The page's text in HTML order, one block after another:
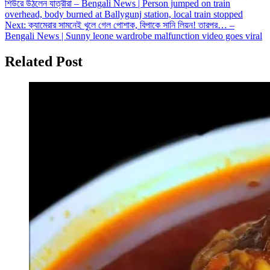
navigation
শিউরে উঠলেন যাত্রীরা – Bengali News | Person jumped on train
overhead, body burned at Ballygunj station, local train stopped
Next: ক্যামেরার সামনেই খুলে গেল পোশাক, বিপাকে সানি লিয়ন! তারপর… –
Bengali News | Sunny leone wardrobe malfunction video goes viral
Related Post